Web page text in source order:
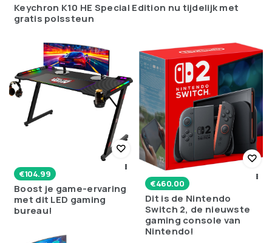
Keychron K10 HE Special Edition nu tijdelijk met
gratis polssteun
€104.99
Boost je game-ervaring
met dit LED gaming
bureau!
€460.00
Dit is de Nintendo
Switch 2, de nieuwste
gaming console van
Nintendo!